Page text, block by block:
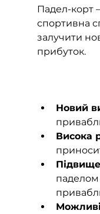
Падел-корт
спортивна
залучити
прибуток.
Новий
Висока
паделом